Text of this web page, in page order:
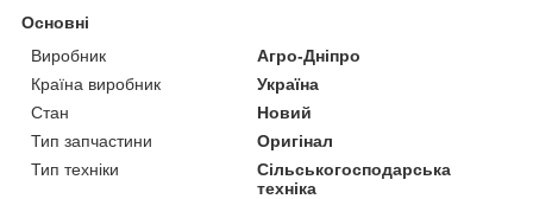
Основні
Виробник
Агро-Дніпро
Країна виробник
Україна
Стан
Новий
Тип запчастини
Оригінал
Тип техніки
Сільськогосподарська
техніка